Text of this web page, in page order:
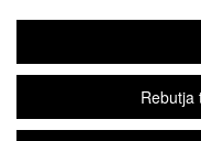
Rebutja